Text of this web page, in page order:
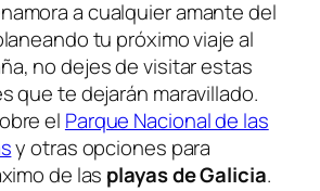
a cualquier amante del
tu próximo viaje al
no dejes de visitar estas
que te dejarán maravillado.
el Parque Nacional de las
y otras opciones para
de las playas de Galicia.